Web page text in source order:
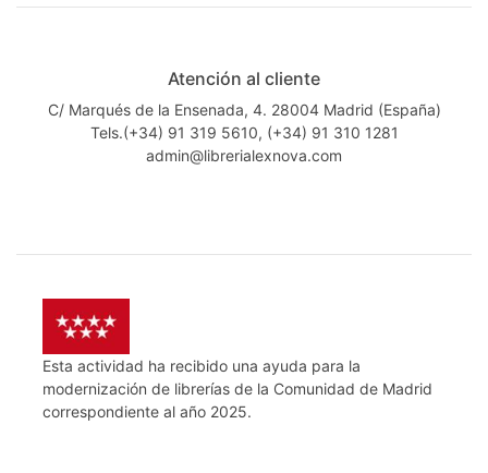
Atención al cliente
C/ Marqués de la Ensenada, 4. 28004 Madrid (España)
Tels.(+34) 91 319 5610, (+34) 91 310 1281
admin@librerialexnova.com
Esta actividad ha recibido una ayuda para la
modernización de librerías de la Comunidad de Madrid
correspondiente al año 2025.